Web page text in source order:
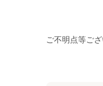
ご不明点等ござ